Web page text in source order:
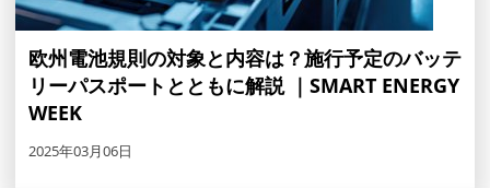
欧州電池規則の対象と内容は？施行予定のバッテ
リーパスポートとともに解説 ｜SMART ENERGY
WEEK
2025年03月06日